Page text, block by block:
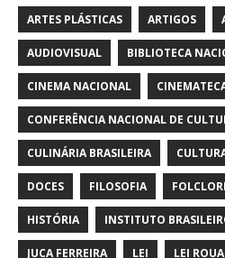
ARTES PLÁSTICAS ARTIGOS
AUDIOVISUAL BIBLIOTECA
CINEMA NACIONAL
CONFERÊNCIA NACIONAL DE
CULINÁRIA BRASILEIRA
DOCES FILOSOFIA
HISTÓRIA INSTITUTO
JUCA FERREIRA LEI LEI